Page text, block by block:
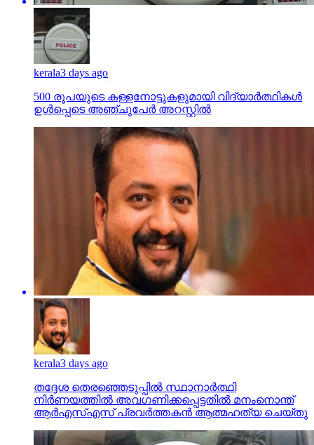
kerala3 days ago
500 രൂപയുടെ കള്ളനോട്ടുകളുമായി വിദ്യാര്‍ത്ഥികള്‍
ഉള്‍പ്പെടെ അഞ്ചുപേര്‍ അറസ്റ്റില്‍
kerala3 days ago
തദ്ദേശ തെരഞ്ഞെടുപ്പില്‍ സ്ഥാനാര്‍ത്ഥി
നിര്‍ണയത്തില്‍ അവഗണിക്കപ്പെട്ടതില്‍ മനംനൊന്ത്
ആര്‍എസ്എസ് പ്രവര്‍ത്തകന്‍ ആത്മഹത്യ ചെയ്തു